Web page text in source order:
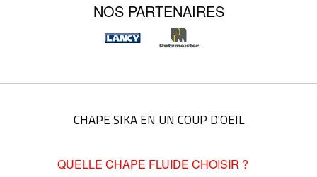
NOS PARTENAIRES
CHAPE SIKA EN UN COUP D'OEIL
QUELLE CHAPE FLUIDE CHOISIR ?